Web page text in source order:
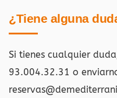
¿Tiene alguna
Si tienes cualquier
93.004.32.31 o